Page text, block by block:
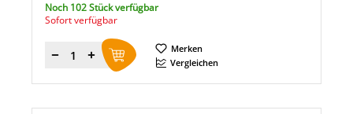
Noch 102 Stück verfügbar
Sofort verfügbar
Menge
Merken
Vergleichen